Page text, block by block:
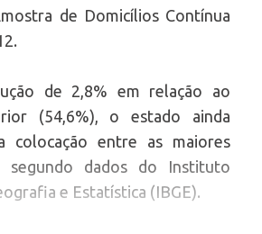
de Domicílios Contínua
de 2,8% em relação ao
(54,6%), o estado ainda
colocação entre as maiores
segundo dados do Instituto
e Estatística (IBGE).